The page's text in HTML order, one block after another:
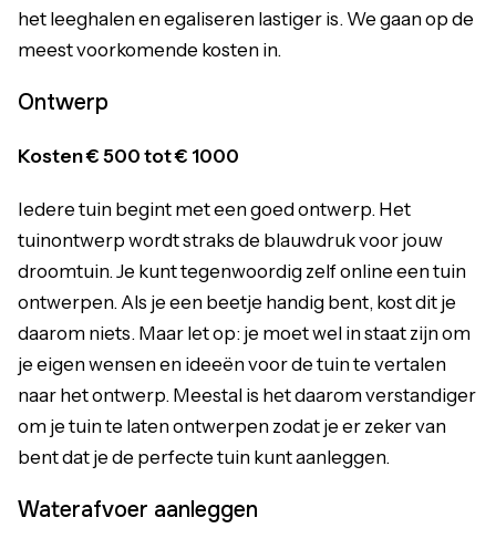
het leeghalen en egaliseren lastiger is. We gaan op de
meest voorkomende kosten in.
Ontwerp
Kosten € 500 tot € 1000
Iedere tuin begint met een goed ontwerp. Het
tuinontwerp wordt straks de blauwdruk voor jouw
droomtuin. Je kunt tegenwoordig zelf online een tuin
ontwerpen. Als je een beetje handig bent, kost dit je
daarom niets. Maar let op: je moet wel in staat zijn om
je eigen wensen en ideeën voor de tuin te vertalen
naar het ontwerp. Meestal is het daarom verstandiger
om je tuin te laten ontwerpen zodat je er zeker van
bentdat je de perfecte tuin kunt aanleggen.
Waterafvoer aanleggen